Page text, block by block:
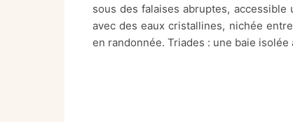
sous des falaises abruptes,
avec des eaux cristallines, nichée
en randonnée. Triades : une baie isolée